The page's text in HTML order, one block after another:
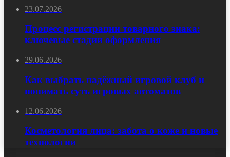
23.07.2026
Процесс регистрации товарного знака:
ключевые стадии оформления
29.06.2026
Как выбрать надёжный игровой клуб и
понимать суть игровых автоматов
12.06.2026
Косметология лица: забота о коже и новые
технологии